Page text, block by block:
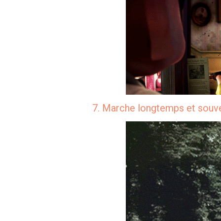
7. Marche longtemps et